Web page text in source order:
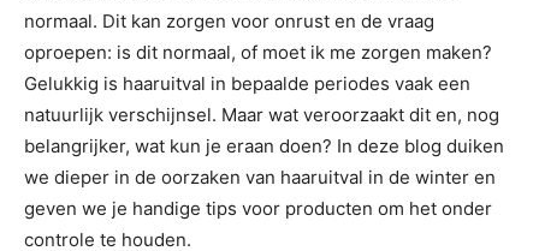
normaal. Dit kan zorgen voor onrust en de vraag
oproepen: is dit normaal, of moet ik me zorgen maken?
Gelukkig is haaruitval in bepaalde periodes vaak een
natuurlijk verschijnsel. Maar wat veroorzaakt dit en, nog
belangrijker, wat kun je eraan doen? In deze blog duiken
we dieper in de oorzaken van haaruitval in de winter en
geven we je handige tips voor producten om het onder
controle te houden.